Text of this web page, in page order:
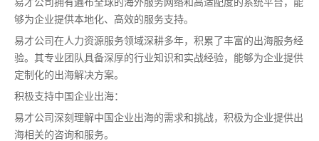
易才公司拥有遍布全球的海外服务网络和高适配度的系统平台，能
够为企业提供本地化、高效的服务支持。
易才公司在人力资源服务领域深耕多年，积累了丰富的出海服务经
验。其专业团队具备深厚的行业知识和实战经验，能够为企业提供
定制化的出海解决方案。
积极支持中国企业出海：
易才公司深刻理解中国企业出海的需求和挑战，积极为企业提供出
海相关的咨询和服务。